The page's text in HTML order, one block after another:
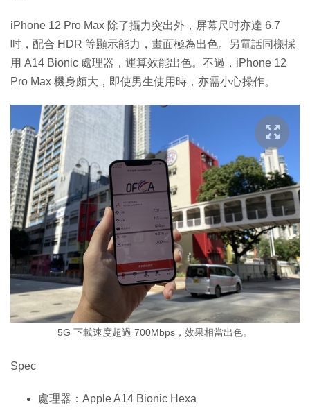
iPhone 12 Pro Max 除了攝力突出外，屏幕尺吋亦達 6.7
吋，配合 HDR 等顯示能力，畫面極為出色。另電話同樣採
用 A14 Bionic 處理器，運算效能出色。不過，iPhone 12
Pro Max 機身頗大，即使男生使用時，亦需小心操作。
5G 下載速度超過 700Mbps，效果相當出色。
Spec
處理器：Apple A14 Bionic Hexa